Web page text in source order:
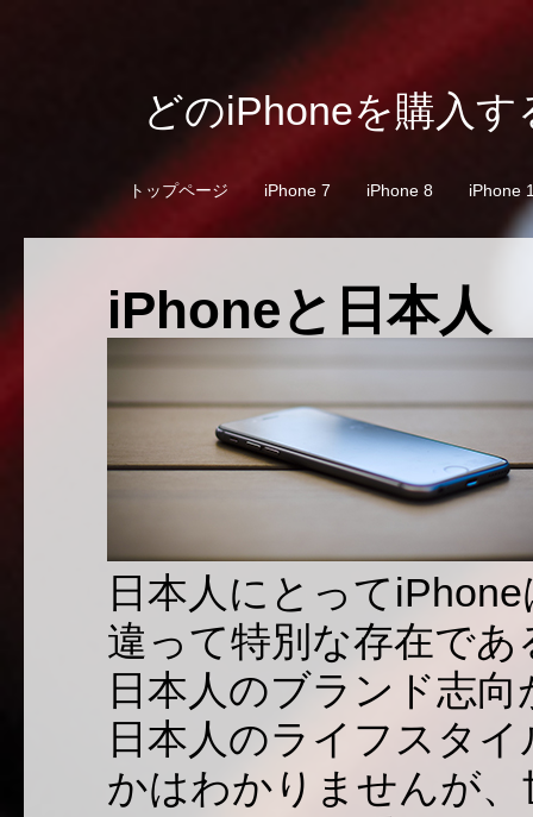
どのiPhoneを購入
トップページ iPhone 7 iPhone 8 iPhone
iPhoneと日本人
日本人にとって
違って特別な存在で
日本人のブランド志
日本人のライフスタ
かはわかりませんが